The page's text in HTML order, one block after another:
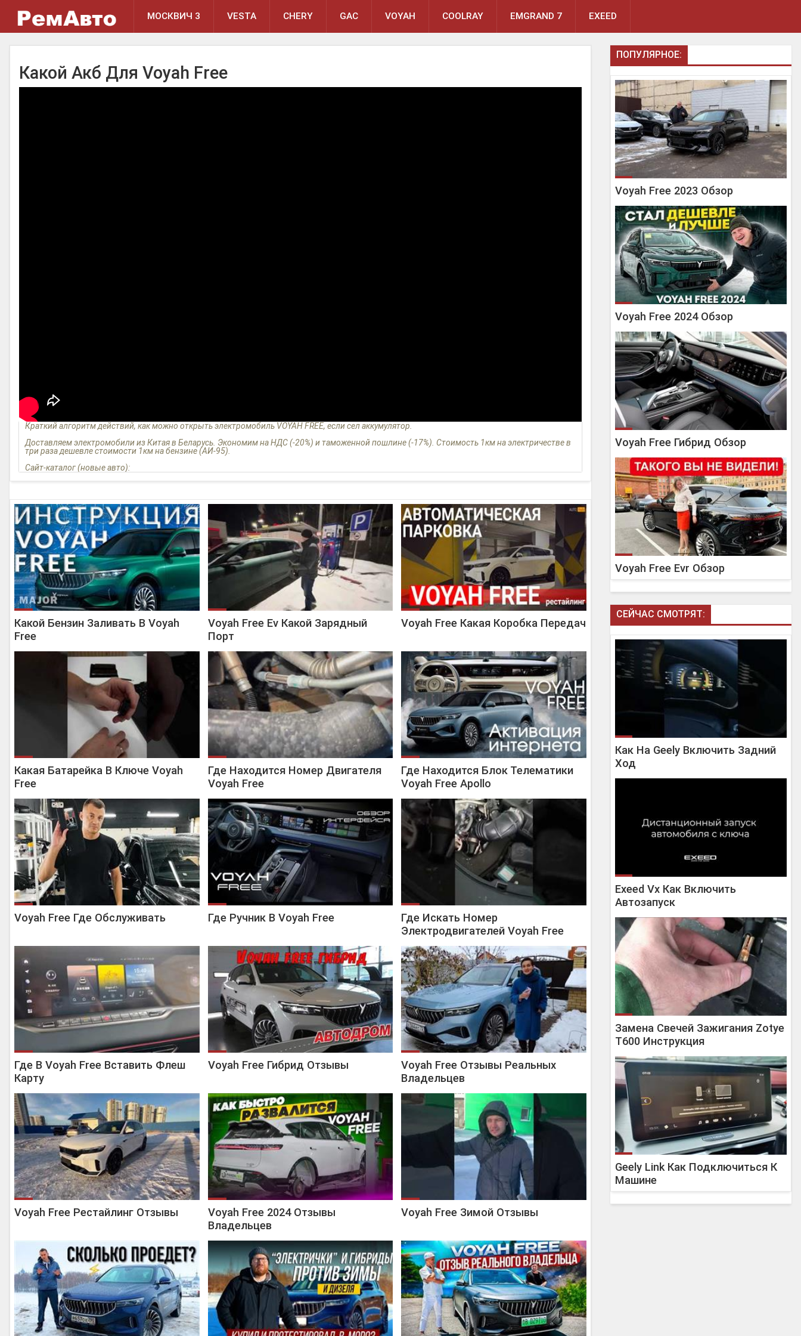
МОСКВИЧ 3 VESTA CHERY GAC VOYAH COOLRAY EMGRAND 7 EXEED
Какой Акб Для Voyah Free
Краткий алгоритм действий, как можно открыть электромобиль VOYAH FREE, если сел аккумулятор.
Доставляем электромобили из Китая в Беларусь. Экономим на НДС (-20%) и таможенной пошлине (-17%). Стоимость 1км на электричестве в
три раза дешевле стоимости 1км на бензине (АИ-95).
Сайт-каталог (новые авто):
Какой Бензин Заливать В Voyah
Free
Voyah Free Ev Какой Зарядный
Порт
Voyah Free Какая Коробка Передач
Какая Батарейка В Ключе Voyah
Free
Где Находится Номер Двигателя
Voyah Free
Где Находится Блок Телематики
Voyah Free Apollo
Voyah Free Где Обслуживать Где Ручник В Voyah Free
Где Искать Номер
Электродвигателей Voyah Free
Где В Voyah Free Вставить Флеш
Карту
Voyah Free Гибрид Отзывы
Voyah Free Отзывы Реальных
Владельцев
Voyah Free Рестайлинг Отзывы
Voyah Free 2024 Отзывы
Владельцев
Voyah Free Зимой Отзывы
ПОПУЛЯРНОЕ:
Voyah Free 2023 Обзор
Voyah Free 2024 Обзор
Voyah Free Гибрид Обзор
Voyah Free Evr Обзор
СЕЙЧАС СМОТРЯТ:
Как На Geely Включить Задний
Ход
Exeed Vx Как Включить
Автозапуск
Замена Свечей Зажигания Zotye
T600 Инструкция
Geely Link Как Подключиться К
Машине